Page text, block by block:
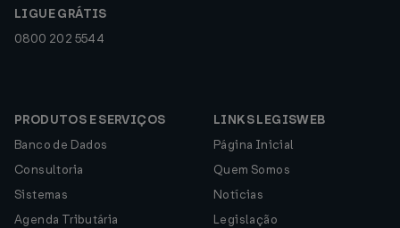
LIGUE GRÁTIS
0800 202 5544
PRODUTOS E SERVIÇOS
Banco de Dados
Consultoria
Sistemas
Agenda Tributária
LINKS LEGISWEB
Página Inicial
Quem Somos
Notícias
Legislação